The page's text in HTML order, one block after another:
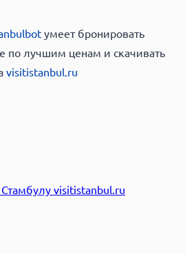
умеет бронировать
по лучшим ценам и скачивать
visitistanbul.ru
visitistanbul.ru